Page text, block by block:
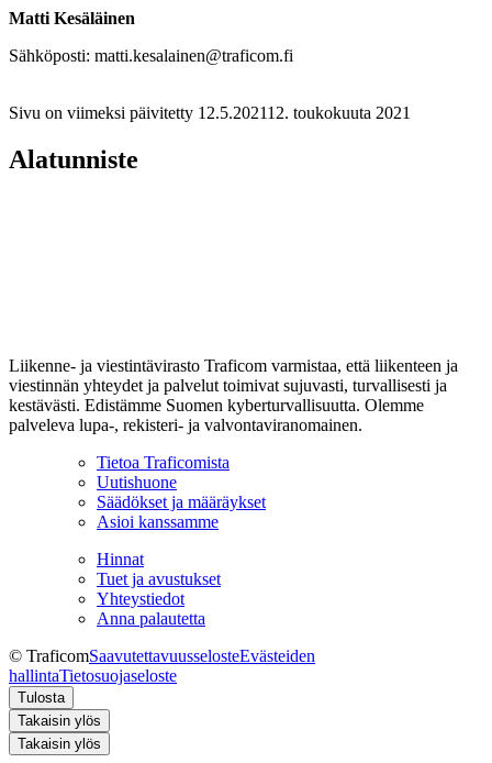
Matti Kesäläinen
Sähköposti: matti.kesalainen@traficom.fi
Sivu on viimeksi päivitetty 12.5.202112. toukokuuta 2021
Alatunniste
Liikenne- ja viestintävirasto Traficom varmistaa, että liikenteen ja
viestinnän yhteydet ja palvelut toimivat sujuvasti, turvallisesti ja
kestävästi. Edistämme Suomen kyberturvallisuutta. Olemme
palveleva lupa-, rekisteri- ja valvontaviranomainen.
Tietoa Traficomista
Uutishuone
Säädökset ja määräykset
Asioi kanssamme
Hinnat
Tuet ja avustukset
Yhteystiedot
Anna palautetta
© TraficomSaavutettavuusselosteEvästeiden
hallintaTietosuojaseloste
Tulosta
Takaisin ylös
Takaisin ylös